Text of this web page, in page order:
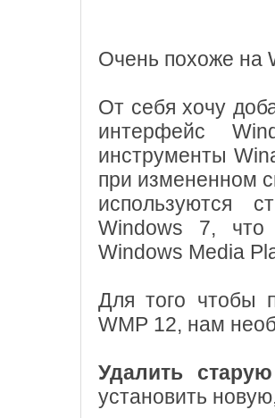
Очень похоже на
От себя хочу
интерфейс
инструменты
при измененном
используются
Windows 7, что
Windows Media
Для того чтобы
WMP 12, нам
Удалить
установить